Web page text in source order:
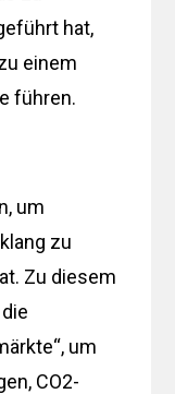
hat,
einem
führen.
um
zu
Zu diesem
um
CO2-